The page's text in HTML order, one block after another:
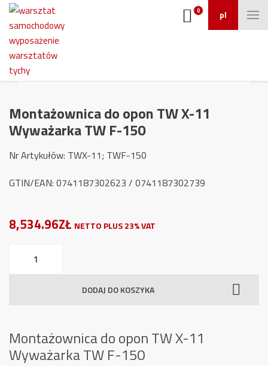
pl
0
Montażownica do opon TW X-11
Wyważarka TW F-150
Nr Artykułów: TWX-11; TWF-150
GTIN/EAN: 0741187302623 / 0741187302739
8,534.96ZŁ NETTO PLUS 23% VAT
Montażownica
11
Wyważarka
DODAJ DO KOSZYKA
Montażownica do opon TW X-11
Wyważarka TW F-150